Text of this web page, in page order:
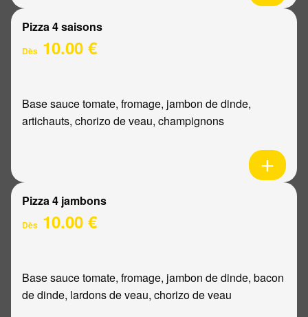
Pizza 4 saisons
Dès 10.00 €
Base sauce tomate, fromage, jambon de dinde,
artichauts, chorizo de veau, champignons
Pizza 4 jambons
Dès 10.00 €
Base sauce tomate, fromage, jambon de dinde, bacon
de dinde, lardons de veau, chorizo de veau